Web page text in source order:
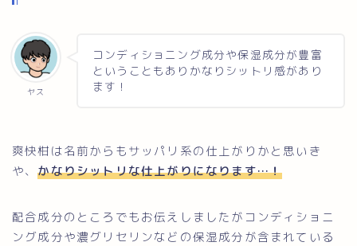
ヤス
コンディショニング成分や保湿成分が豊富
ということもありかなりシットリ感があり
ます！
爽快柑は名前からもサッパリ系の仕上がりかと思いき
や、かなりシットリな仕上がりになります…！
配合成分のところでもお伝えしましたがコンディショニ
ング成分や濃グリセリンなどの保湿成分が含まれている